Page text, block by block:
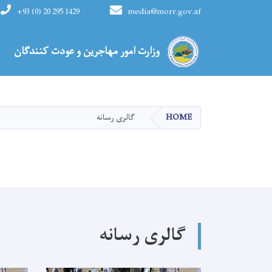
وزارت امور مهاجرین و عودت کنندگان
media@morr.gov.af
+93 (0) 20 295 1429
Main navigation
HOME گالری رسانه
گالری رسانه